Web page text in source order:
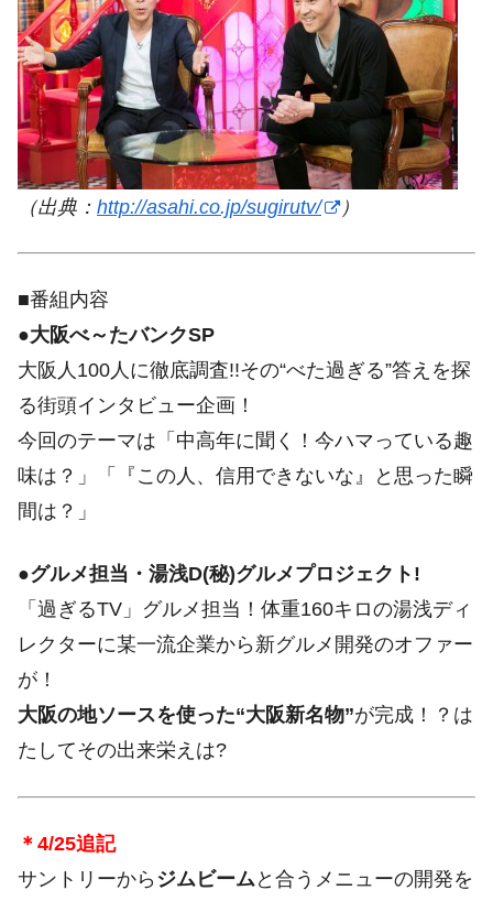
（出典： http://asahi.co.jp/sugirutv/ ）
■番組内容
●大阪べ～たバンクSP
大阪人100人に徹底調査!!その“べた過ぎる”答えを探
る街頭インタビュー企画！
今回のテーマは「中高年に聞く！今ハマっている趣
味は？」「『この人、信用できないな』と思った瞬
間は？」
●グルメ担当・湯浅D(秘)グルメプロジェクト!
「過ぎるTV」グルメ担当！体重160キロの湯浅ディ
レクターに某一流企業から新グルメ開発のオファー
が！
大阪の地ソースを使った“大阪新名物”が完成！？は
たしてその出来栄えは?
＊4/25追記
サントリーから ジムビーム と合うメニューの開発を